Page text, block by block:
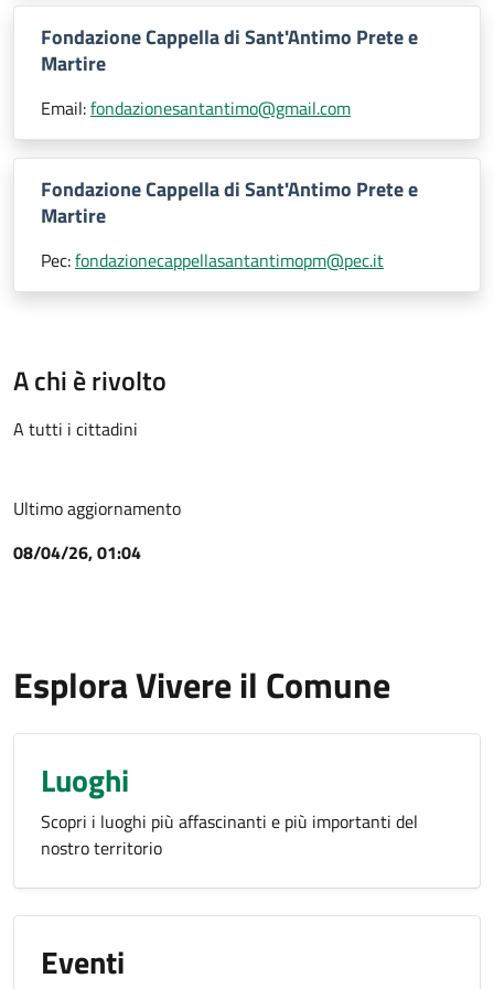
Fondazione Cappella di Sant'Antimo Prete e
Martire
Email:fondazionesantantimo@gmail.com
Fondazione Cappella di Sant'Antimo Prete e
Martire
Pec:fondazionecappellasantantimopm@pec.it
A chi è rivolto
A tutti i cittadini
Ultimo aggiornamento
08/04/26, 01:04
Esplora Vivere il Comune
Luoghi
Scopri i luoghi più affascinanti e più importanti del
nostro territorio
Eventi